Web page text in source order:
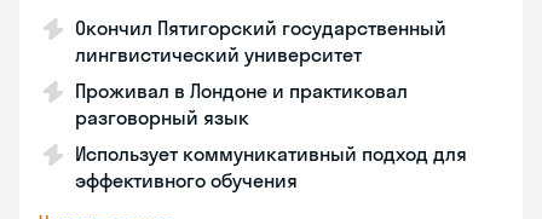
Окончил Пятигорский государственный
лингвистический университет
Проживал в Лондоне и практиковал
разговорный язык
Использует коммуникативный подход для
эффективного обучения